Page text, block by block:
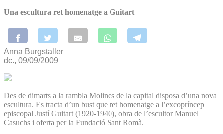
Una escultura ret homenatge a Guitart
Anna Burgstaller
dc., 09/09/2009
Des de dimarts a la rambla Molines de la capital disposa d’una nova
escultura. Es tracta d’un bust que ret homenatge a l’excopríncep
episcopal Justí Guitart (1920-1940), obra de l’escultor Manuel
Casuchs i oferta per la Fundació Sant Romà.